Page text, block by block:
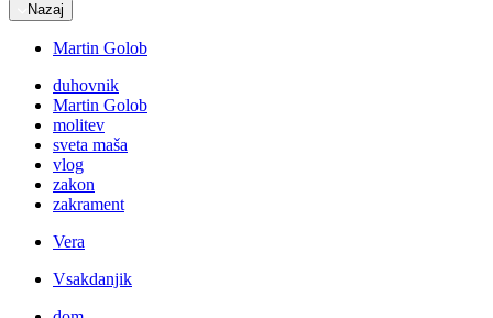
Nazaj
Martin Golob
duhovnik
Martin Golob
molitev
sveta maša
vlog
zakon
zakrament
Vera
Vsakdanjik